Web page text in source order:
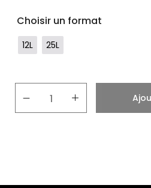
Choisir un format
12L 25L